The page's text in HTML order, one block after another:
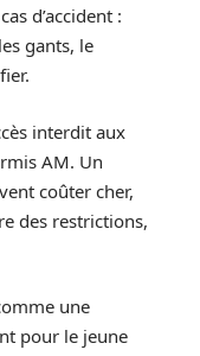
d’accident :
gants, le
interdit aux
AM. Un
coûter cher,
des restrictions,
une
pour le jeune